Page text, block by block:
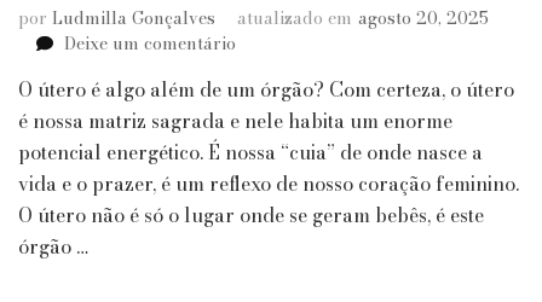
por Ludmilla Gonçalves atualizado em agosto 20, 2025
Deixe um comentário
Importância
de
Limpar
Energeticamente
seu
Útero
O útero é algo além de um órgão? Com certeza, o útero
é nossa matriz sagrada e nele habita um enorme
potencial energético. É nossa “cuia” de onde nasce a
vida e o prazer, é um reflexo de nosso coração feminino.
O útero não é só o lugar onde se geram bebês, é este
órgão …